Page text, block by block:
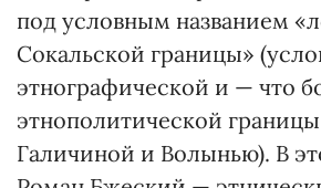
под условным названием
Сокальской границы»
этнографической и — что
этнополитической
Галичиной и Волынью). В